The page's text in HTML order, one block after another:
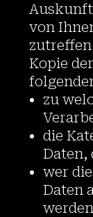
von
Kopie
zu
die
Daten,
wer
Daten